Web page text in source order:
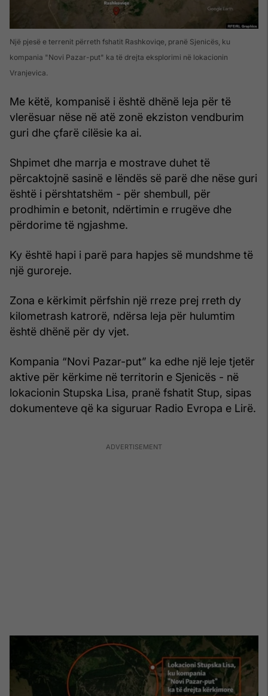
Një pjesë e terrenit përreth fshatit Rashkoviqe, pranë Sjenicës, ku
kompania "Novi Pazar-put" ka të drejta eksplorimi në lokacionin
Vranjevica.
Me këtë, kompanisë i është dhënë leja për të
vlerësuar nëse në atë zonë ekziston vendburim
guri dhe çfarë cilësie ka ai.
Shpimet dhe marrja e mostrave duhet të
përcaktojnë sasinë e lëndës së parë dhe nëse guri
është i përshtatshëm - për shembull, për
prodhimin e betonit, ndërtimin e rrugëve dhe
përdorime të ngjashme.
Ky është hapi i parë para hapjes së mundshme të
një guroreje.
Zona e kërkimit përfshin një rreze prej rreth dy
kilometrash katrorë, ndërsa leja për hulumtim
është dhënë për dy vjet.
Kompania “Novi Pazar-put” ka edhe një leje tjetër
aktive për kërkime në territorin e Sjenicës - në
lokacionin Stupska Lisa, pranë fshatit Stup, sipas
dokumenteve që ka siguruar Radio Evropa e Lirë.